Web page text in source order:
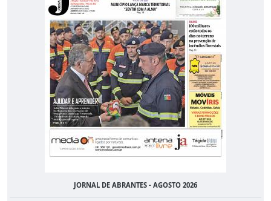
JORNAL DE ABRANTES - AGOSTO 2026